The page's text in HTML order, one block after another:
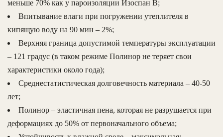
меньше 70% как у пароизоляции Изоспан В;
Впитывание влаги при погружении утеплителя в
кипящую воду на 90 мин – 2%;
Верхняя граница допустимой температуры эксплуатации
– 121 градус (в таком режиме Полинор не теряет свои
характеристики около года);
Среднестатистическая долговечность материала – 40-50
лет;
Полинор – эластичная пена, которая не разрушается при
деформациях до 50% от первоначального объема;